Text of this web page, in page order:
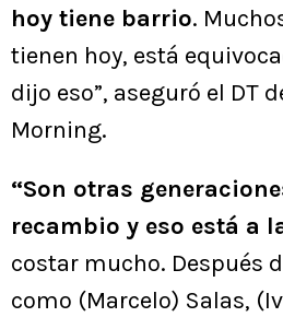
hoy tiene barrio.
tienen hoy, está
dijo eso”, aseguró el DT
Morning.
“Son otras
recambio y eso está a
costar mucho. Después
como (Marcelo) Salas,